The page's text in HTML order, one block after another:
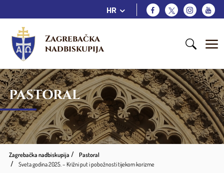
HR
Zagrebačka
nadbiskupija
PASTORAL
Zagrebačka nadbiskupija
Pastoral
Sveta godina 2025. – Križni put i pobožnosti tijekom korizme